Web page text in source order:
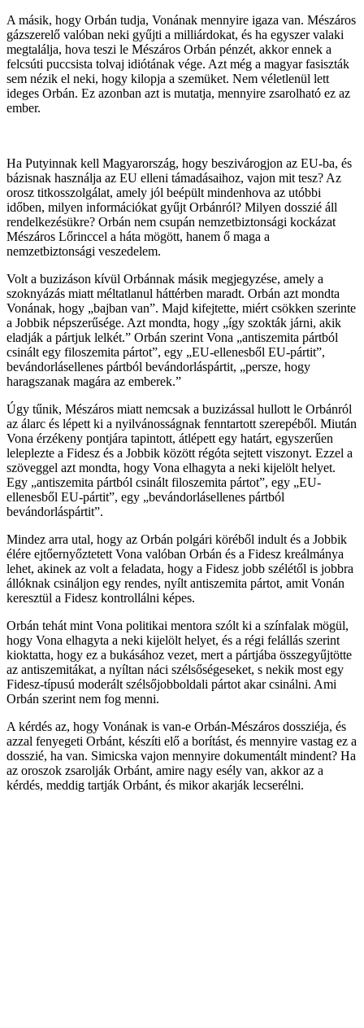
A másik, hogy Orbán tudja, Vonának mennyire igaza van. Mészáros
gázszerelő valóban neki gyűjti a milliárdokat, és ha egyszer valaki
megtalálja, hova teszi le Mészáros Orbán pénzét, akkor ennek a
felcsúti puccsista tolvaj idiótának vége. Azt még a magyar fasiszták
sem nézik el neki, hogy kilopja a szemüket. Nem véletlenül lett
ideges Orbán. Ez azonban azt is mutatja, mennyire zsarolható ez az
ember.
Ha Putyinnak kell Magyarország, hogy beszivárogjon az EU-ba, és
bázisnak használja az EU elleni támadásaihoz, vajon mit tesz? Az
orosz titkosszolgálat, amely jól beépült mindenhova az utóbbi
időben, milyen információkat gyűjt Orbánról? Milyen dosszié áll
rendelkezésükre? Orbán nem csupán nemzetbiztonsági kockázat
Mészáros Lőrinccel a háta mögött, hanem ő maga a
nemzetbiztonsági veszedelem.
Volt a buzizáson kívül Orbánnak másik megjegyzése, amely a
szoknyázás miatt méltatlanul háttérben maradt. Orbán azt mondta
Vonának, hogy „bajban van”. Majd kifejtette, miért csökken szerinte
a Jobbik népszerűsége. Azt mondta, hogy „így szokták járni, akik
eladják a pártjuk lelkét.” Orbán szerint Vona „antiszemita pártból
csinált egy filoszemita pártot”, egy „EU-ellenesből EU-pártit”,
bevándorlásellenes pártból bevándorláspártit, „persze, hogy
haragszanak magára az emberek.”
Úgy tűnik, Mészáros miatt nemcsak a buzizással hullott le Orbánról
az álarc és lépett ki a nyilvánosságnak fenntartott szerepéből. Miután
Vona érzékeny pontjára tapintott, átlépett egy határt, egyszerűen
leleplezte a Fidesz és a Jobbik között régóta sejtett viszonyt. Ezzel a
szöveggel azt mondta, hogy Vona elhagyta a neki kijelölt helyet.
Egy „antiszemita pártból csinált filoszemita pártot”, egy „EU-
ellenesből EU-pártit”, egy „bevándorlásellenes pártból
bevándorláspártit”.
Mindez arra utal, hogy az Orbán polgári köréből indult és a Jobbik
élére ejtőernyőztetett Vona valóban Orbán és a Fidesz kreálmánya
lehet, akinek az volt a feladata, hogy a Fidesz jobb szélétől is jobbra
állóknak csináljon egy rendes, nyílt antiszemita pártot, amit Vonán
keresztül a Fidesz kontrollálni képes.
Orbán tehát mint Vona politikai mentora szólt ki a színfalak mögül,
hogy Vona elhagyta a neki kijelölt helyet, és a régi felállás szerint
kioktatta, hogy ez a bukásához vezet, mert a pártjába összegyűjtötte
az antiszemitákat, a nyíltan náci szélsőségeseket, s nekik most egy
Fidesz-típusú moderált szélsőjobboldali pártot akar csinálni. Ami
Orbán szerint nem fog menni.
A kérdés az, hogy Vonának is van-e Orbán-Mészáros dossziéja, és
azzal fenyegeti Orbánt, készíti elő a borítást, és mennyire vastag ez a
dosszié, ha van. Simicska vajon mennyire dokumentált mindent? Ha
az oroszok zsarolják Orbánt, amire nagy esély van, akkor az a
kérdés, meddig tartják Orbánt, és mikor akarják lecserélni.